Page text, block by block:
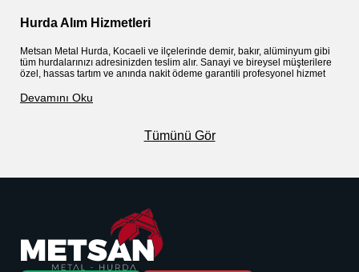
Hurda Alım Hizmetleri
Metsan Metal Hurda, Kocaeli ve ilçelerinde demir, bakır, alüminyum gibi
tüm hurdalarınızı adresinizden teslim alır. Sanayi ve bireysel müşterilere
özel, hassas tartım ve anında nakit ödeme garantili profesyonel hizmet
Devamını Oku
Tümünü Gör